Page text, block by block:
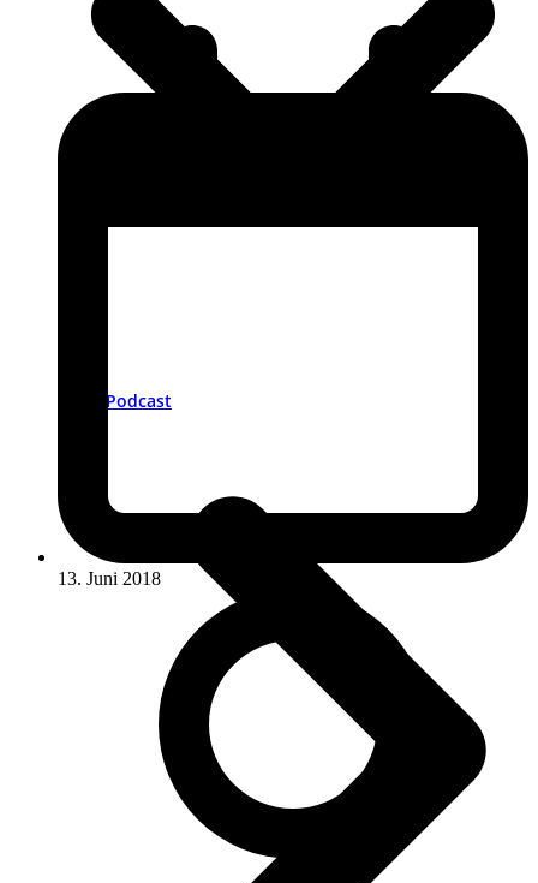
Podcast
13. Juni 2018